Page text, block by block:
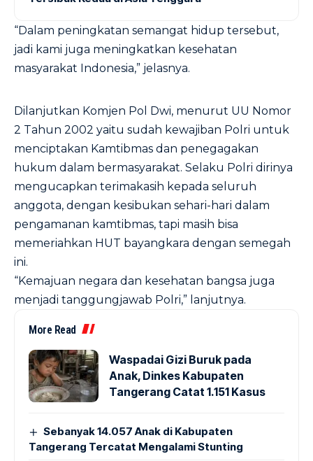
“Dalam peningkatan semangat hidup tersebut,
jadi kami juga meningkatkan kesehatan
masyarakat Indonesia,” jelasnya.
Dilanjutkan Komjen Pol Dwi, menurut UU Nomor
2 Tahun 2002 yaitu sudah kewajiban Polri untuk
menciptakan Kamtibmas dan penegagakan
hukum dalam bermasyarakat. Selaku Polri dirinya
mengucapkan terimakasih kepada seluruh
anggota, dengan kesibukan sehari-hari dalam
pengamanan kamtibmas, tapi masih bisa
memeriahkan HUT bayangkara dengan semegah
ini.
“Kemajuan negara dan kesehatan bangsa juga
menjadi tanggungjawab Polri,” lanjutnya.
More Read
Waspadai Gizi Buruk pada
Anak, Dinkes Kabupaten
Tangerang Catat 1.151 Kasus
Sebanyak 14.057 Anak di Kabupaten
Tangerang Tercatat Mengalami Stunting